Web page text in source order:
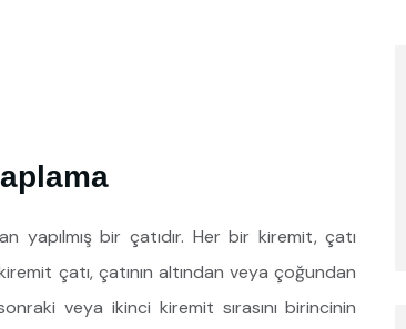
yapılmış bir çatıdır. Her bir kiremit, çatı
çatı, çatının altından veya çoğundan
veya ikinci kiremit sırasını birincinin